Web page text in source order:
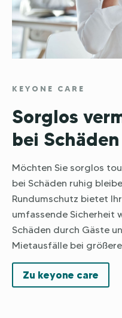
KEYONE CARE
Sorglos
bei
Möchten Sie sorglos
bei Schäden ruhig
Rundumschutz bietet
umfassende Sicherheit
Schäden durch Gäste
Mietausfälle bei
Zu keyone care